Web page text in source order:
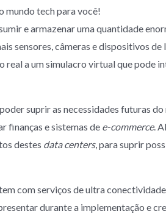
mundo tech para você!
e armazenar uma quantidade
sensores, câmeras e dispositivos
real a um simulacro virtual que pode
suprir as necessidades futuras
finanças e sistemas de e-commerce.
destes data centers, para suprir
com serviços de ultra
durante a implementação e